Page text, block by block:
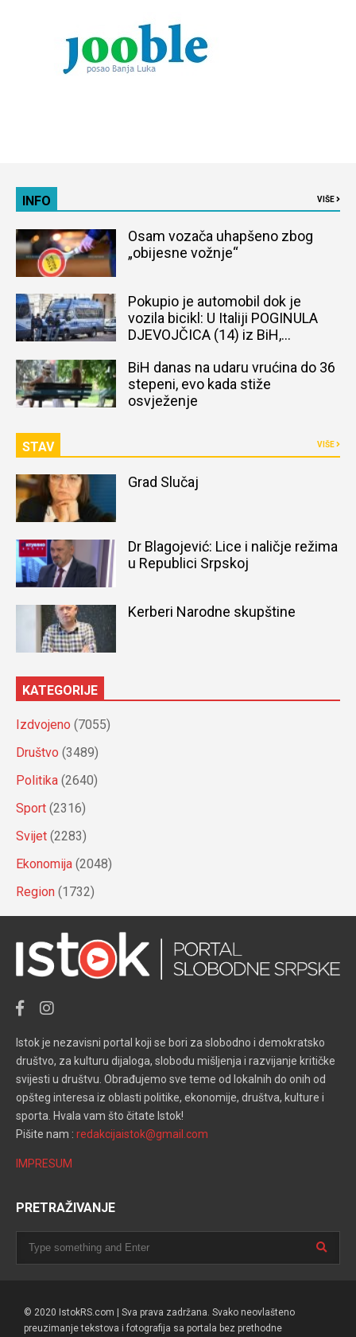
INFO VIŠE
Osam vozača uhapšeno zbog
„obijesne vožnje“
Pokupio je automobil dok je
vozila bicikl: U Italiji POGINULA
DJEVOJČICA (14) iz BiH,
BiH danas na udaru vrućina do 36
stepeni, evo kada stiže
osvježenje
STAV VIŠE
Grad Slučaj
Dr Blagojević: Lice i naličje režima
u Republici Srpskoj
Kerberi Narodne skupštine
KATEGORIJE
Izdvojeno (7055)
Društvo (3489)
Politika (2640)
Sport (2316)
Svijet (2283)
Ekonomija (2048)
Region (1732)
Istok je nezavisni portal koji se bori za slobodno i demokratsko
društvo, za kulturu dijaloga, slobodu mišljenja i razvijanje kritičke
svijesti u društvu. Obrađujemo sve teme od lokalnih do onih od
opšteg interesa iz oblasti politike, ekonomije, društva, kulture i
sporta. Hvala vam što čitate Istok!
Pišite nam : redakcijaistok@gmail.com
IMPRESUM
PRETRAŽIVANJE
© 2020 IstokRS.com | Sva prava zadržana. Svako neovlašteno
preuzimanje tekstova i fotografija sa portala bez prethodne